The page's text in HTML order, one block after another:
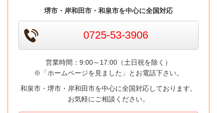
堺市・岸和田市・和泉市を中心に全国対応
0725-53-3906
営業時間：9:00～17:00（土日祝を除く）
※「ホームページを見ました」とお電話下さい。
和泉市・堺市・岸和田市を中心に全国対応しております。
お気軽にご相談ください。